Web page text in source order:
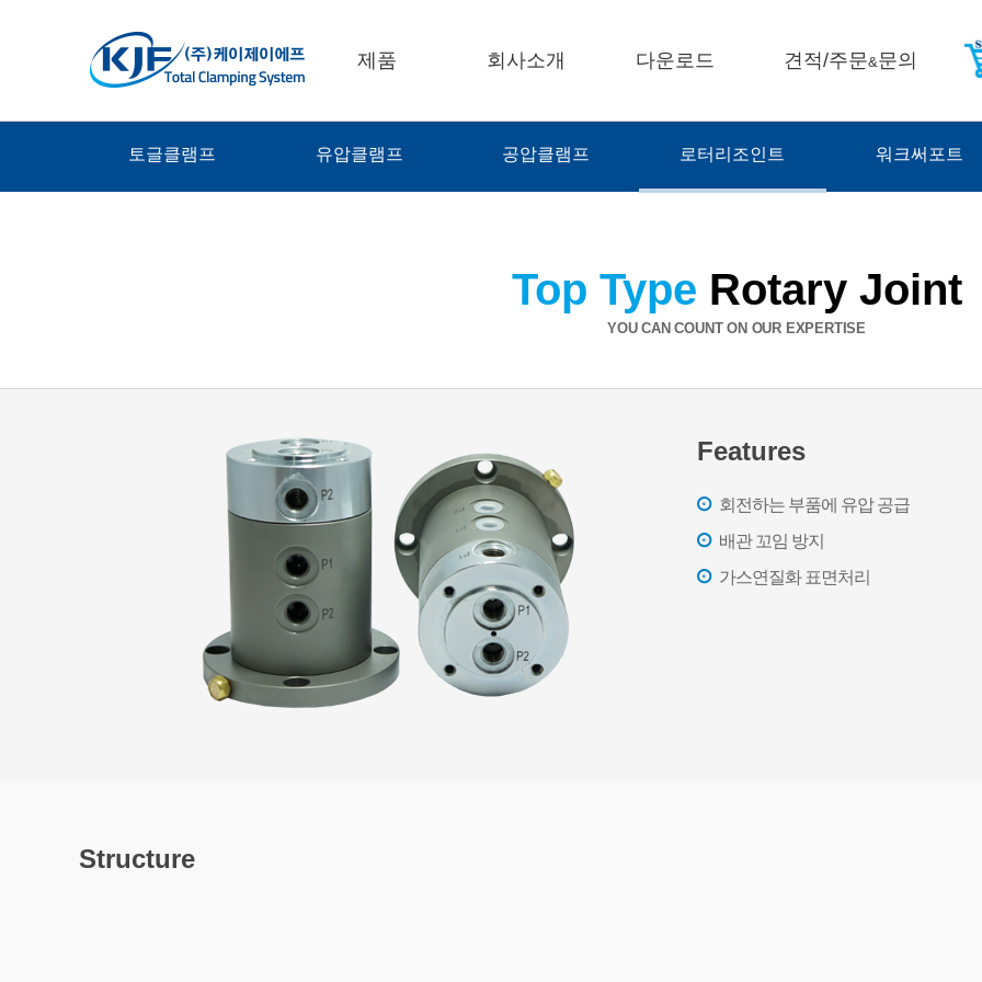
제품 회사소개 다운로드 견적/주문&문의
토글클램프 유압클램프 공압클램프 로터리조인트 워크써포트
Top Type Rotary Joint
YOU CAN COUNT ON OUR EXPERTISE
Features
회전하는 부품에 유압 공급
배관 꼬임 방지
가스연질화 표면처리
Structure